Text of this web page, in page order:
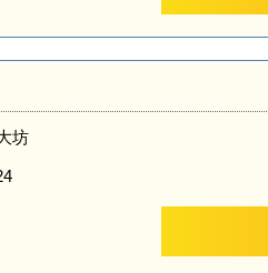
坊